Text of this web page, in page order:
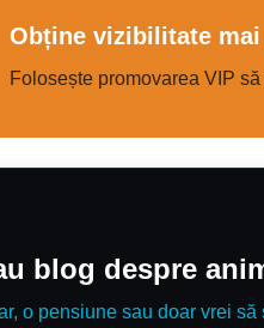
Obține vizibilitate mai
Folosește promovarea VIP
blog despre
o pensiune sau doar vrei